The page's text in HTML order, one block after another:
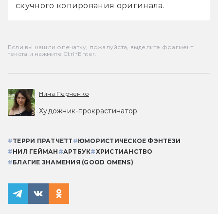
скучного копирования оригинала.
Если вы нашли опечатку, пожалуйста, выделите фрагмент
текста и нажмите Ctrl+Enter.
Нина Перченко
Художник-прокрастинатор.
#ТЕРРИ ПРАТЧЕТТ #ЮМОРИСТИЧЕСКОЕ ФЭНТЕЗИ
#НИЛ ГЕЙМАН #АРТБУК#ХРИСТИАНСТВО
#БЛАГИЕ ЗНАМЕНИЯ (GOOD OMENS)